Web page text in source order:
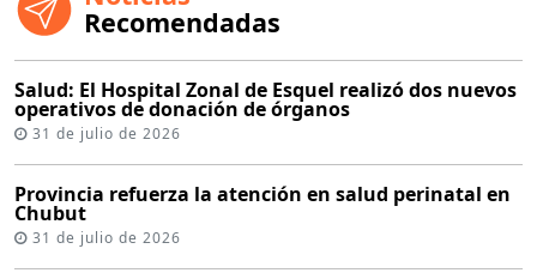
Recomendadas
Salud: El Hospital Zonal de Esquel realizó dos nuevos
operativos de donación de órganos
31 de julio de 2026
Provincia refuerza la atención en salud perinatal en
Chubut
31 de julio de 2026